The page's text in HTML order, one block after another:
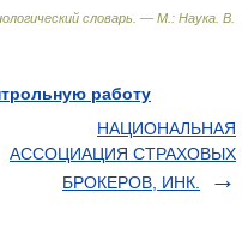
словарь. — М.: Наука В.
работу
НАЦИОНАЛЬНАЯ
АССОЦИАЦИЯ СТРАХОВЫХ
БРОКЕРОВ, ИНК.